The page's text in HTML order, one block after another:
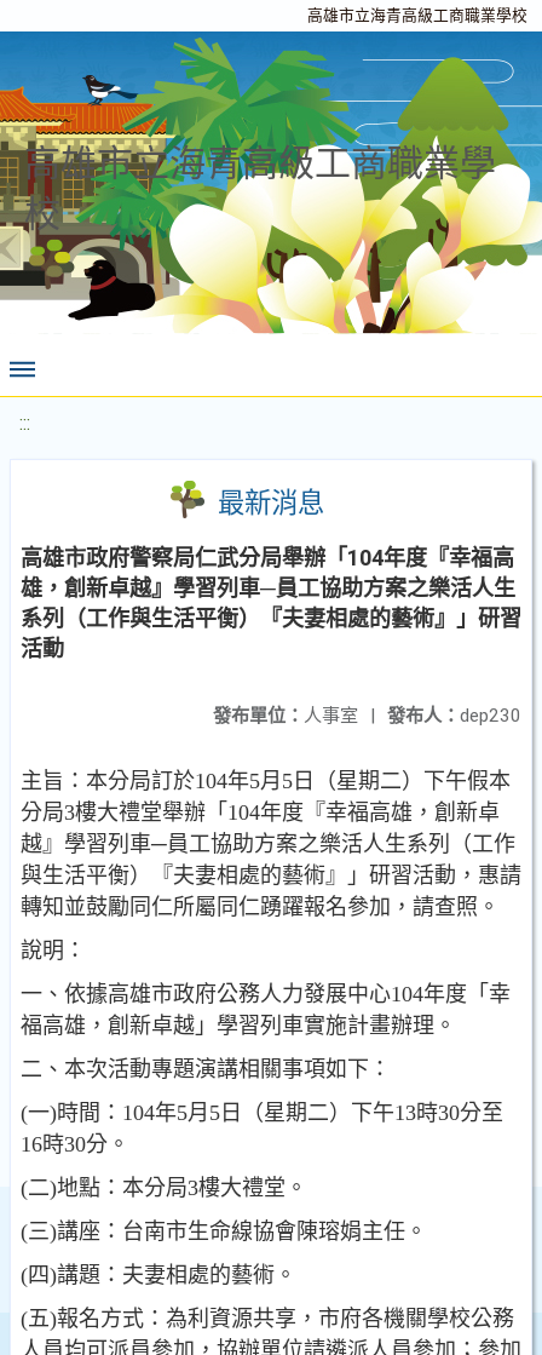
高雄市立海青高級工商職業學校
高雄市立海青高級工商職業學
校
:::
最新消息
高雄市政府警察局仁武分局舉辦「104年度『幸福高
雄，創新卓越』學習列車─員工協助方案之樂活人生
系列（工作與生活平衡）『夫妻相處的藝術』」研習
活動
發布人： dep230
發布單位： 人事室 |
主旨：本分局訂於104年5月5日（星期二）下午假本
分局3樓大禮堂舉辦「104年度『幸福高雄，創新卓
越』學習列車─員工協助方案之樂活人生系列（工作
與生活平衡）『夫妻相處的藝術』」研習活動，惠請
轉知並鼓勵同仁所屬同仁踴躍報名參加，請查照。
說明：
一、依據高雄市政府公務人力發展中心104年度「幸
福高雄，創新卓越」學習列車實施計畫辦理。
二、本次活動專題演講相關事項如下：
(一)時間：104年5月5日（星期二）下午13時30分至
16時30分。
(二)地點：本分局3樓大禮堂。
(三)講座：台南市生命線協會陳瑢娟主任。
(四)講題：夫妻相處的藝術。
(五)報名方式：為利資源共享，市府各機關學校公務
人員均可派員參加，協辦單位請遴派人員參加；參加